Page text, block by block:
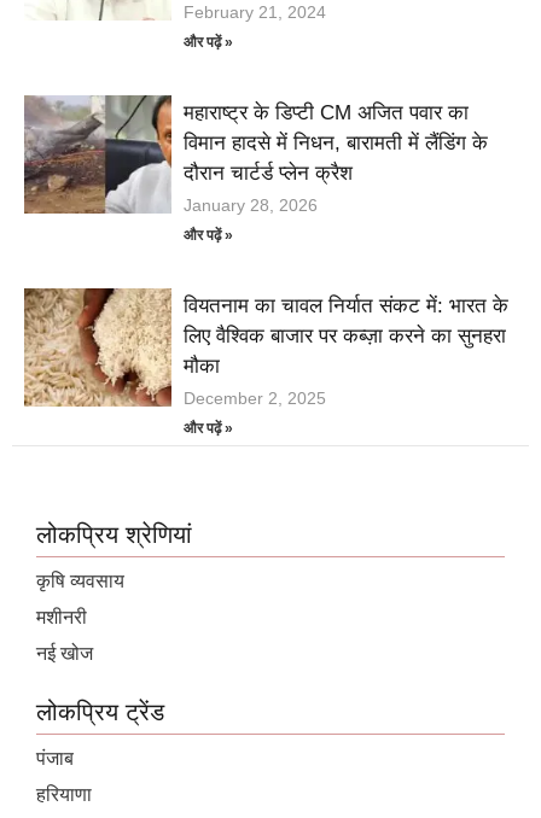
February 21, 2024
और पढ़ें »
महाराष्ट्र के डिप्टी CM अजित पवार का
विमान हादसे में निधन, बारामती में लैंडिंग के
दौरान चार्टर्ड प्लेन क्रैश
January 28, 2026
और पढ़ें »
वियतनाम का चावल निर्यात संकट में: भारत के
लिए वैश्विक बाजार पर कब्ज़ा करने का सुनहरा
मौका
December 2, 2025
और पढ़ें »
लोकप्रिय श्रेणियां
कृषि व्यवसाय
मशीनरी
नई खोज
लोकप्रिय ट्रेंड
पंजाब
हरियाणा